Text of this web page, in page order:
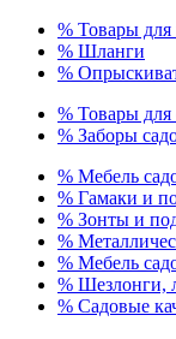
% Товары
% Шланги
%
% Товары для
% Заборы
% Мебель
% Гамаки и
% Зонты и
%
% Мебель
% Шезлонги,
% Садовые